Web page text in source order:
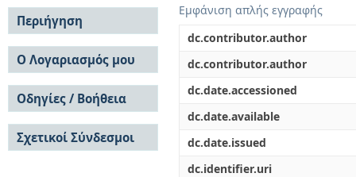
Εμφάνιση απλής εγγραφής
dc.contributor.author
dc.contributor.author
dc.date.accessioned
dc.date.available
dc.date.issued
dc.identifier.uri
Περιήγηση
Σε όλο το DSpace
Κοινότητες & Συλλογές
Ανά Ημερομηνία
Έκδοσης
Συγγραφείς
Τίτλοι
Θέματα
Ο Λογαριασμός μου
Σύνδεση
Εγγραφή
Οδηγίες / Βοήθεια
Οδηγίες Υποβολής
Οδηγίες Χρήσης ΙΑ
Συχνές Ερωτήσεις
Σχετικοί Σύνδεσμοι